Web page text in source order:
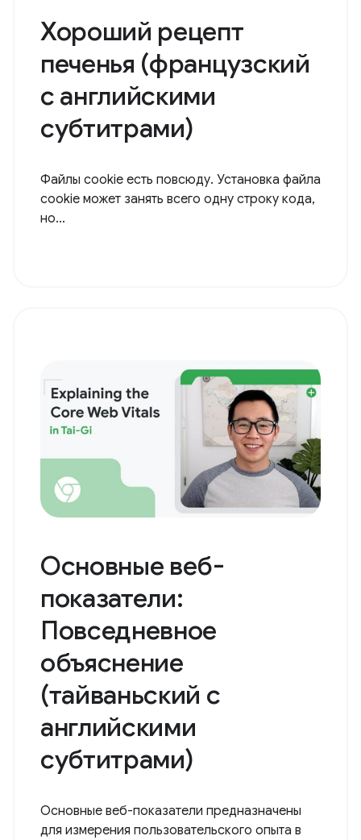
Хороший рецепт
печенья (французский
с английскими
субтитрами)
Файлы cookie есть повсюду. Установка файла
cookie может занять всего одну строку кода,
но...
Основные веб-
показатели:
Повседневное
объяснение
(тайваньский с
английскими
субтитрами)
Основные веб-показатели предназначены
для измерения пользовательского опыта в